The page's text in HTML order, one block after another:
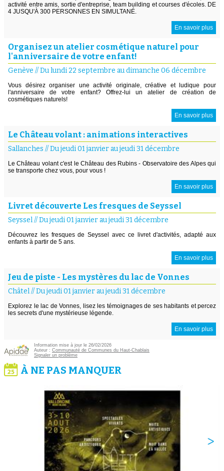
activité entre amis, sortie d'entreprise, team building et courses d'écoles. DE
4 JUSQU'À 300 PERSONNES EN SIMULTANÉ.
En savoir plus
Organisez un atelier cosmétique naturel pour
l'anniversaire de votre enfant!
Genève //Du lundi 22 septembre au dimanche 06 décembre
Vous désirez organiser une activité originale, créative et ludique pour
l'anniversaire de votre enfant? Offrez-lui un atelier de création de
cosmétiques naturels!
En savoir plus
Le Château volant : animations interactives
Sallanches //Du jeudi 01 janvier au jeudi 31 décembre
Le Château volant c'est le Château des Rubins - Observatoire des Alpes qui
se transporte chez vous, pour vous !
En savoir plus
Livret découverte Les fresques de Seyssel
Seyssel//Du jeudi 01 janvier au jeudi 31 décembre
Découvrez les fresques de Seyssel avec ce livret d'activités, adapté aux
enfants à partir de 5 ans.
En savoir plus
Jeu de piste - Les mystères du lac de Vonnes
Châtel//Du jeudi 01 janvier au jeudi 31 décembre
Explorez le lac de Vonnes, lisez les témoignages de ses habitants et percez
les secrets d'une mystérieuse légende.
En savoir plus
Information mise à jour le 26/02/2026
Auteur : Communauté de Communes du Haut-Chablais
Signaler un problème
À NE PAS MANQUER